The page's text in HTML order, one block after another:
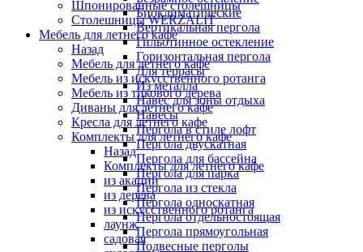
Биоклиматические
Вертикальная пергола
Гильотинное остекление
Горизонтальная пергола
Для террасы
Из металла
Навес для зоны отдыха
Навесы
Пергола в стиле лофт
Пергола двускатная
Пергола для бассейна
Пергола для парка
Пергола из стекла
Пергола односкатная
Пергола отдельностоящая
Пергола прямоугольная
Подвесные перголы
Шпонированные столешницы
Столешницы WERZALIT
Мебель для летнего кафе
Назад
Мебель для летнего кафе
Мебель из искусственного ротанга
Мебель из тикового дерева
Диваны для летнего кафе
Кресла для летнего кафе
Комплекты для летнего кафе
Назад
Комплекты для летнего кафе
из акации
из дерева
из искусственного ротанга
лаунж
садовая